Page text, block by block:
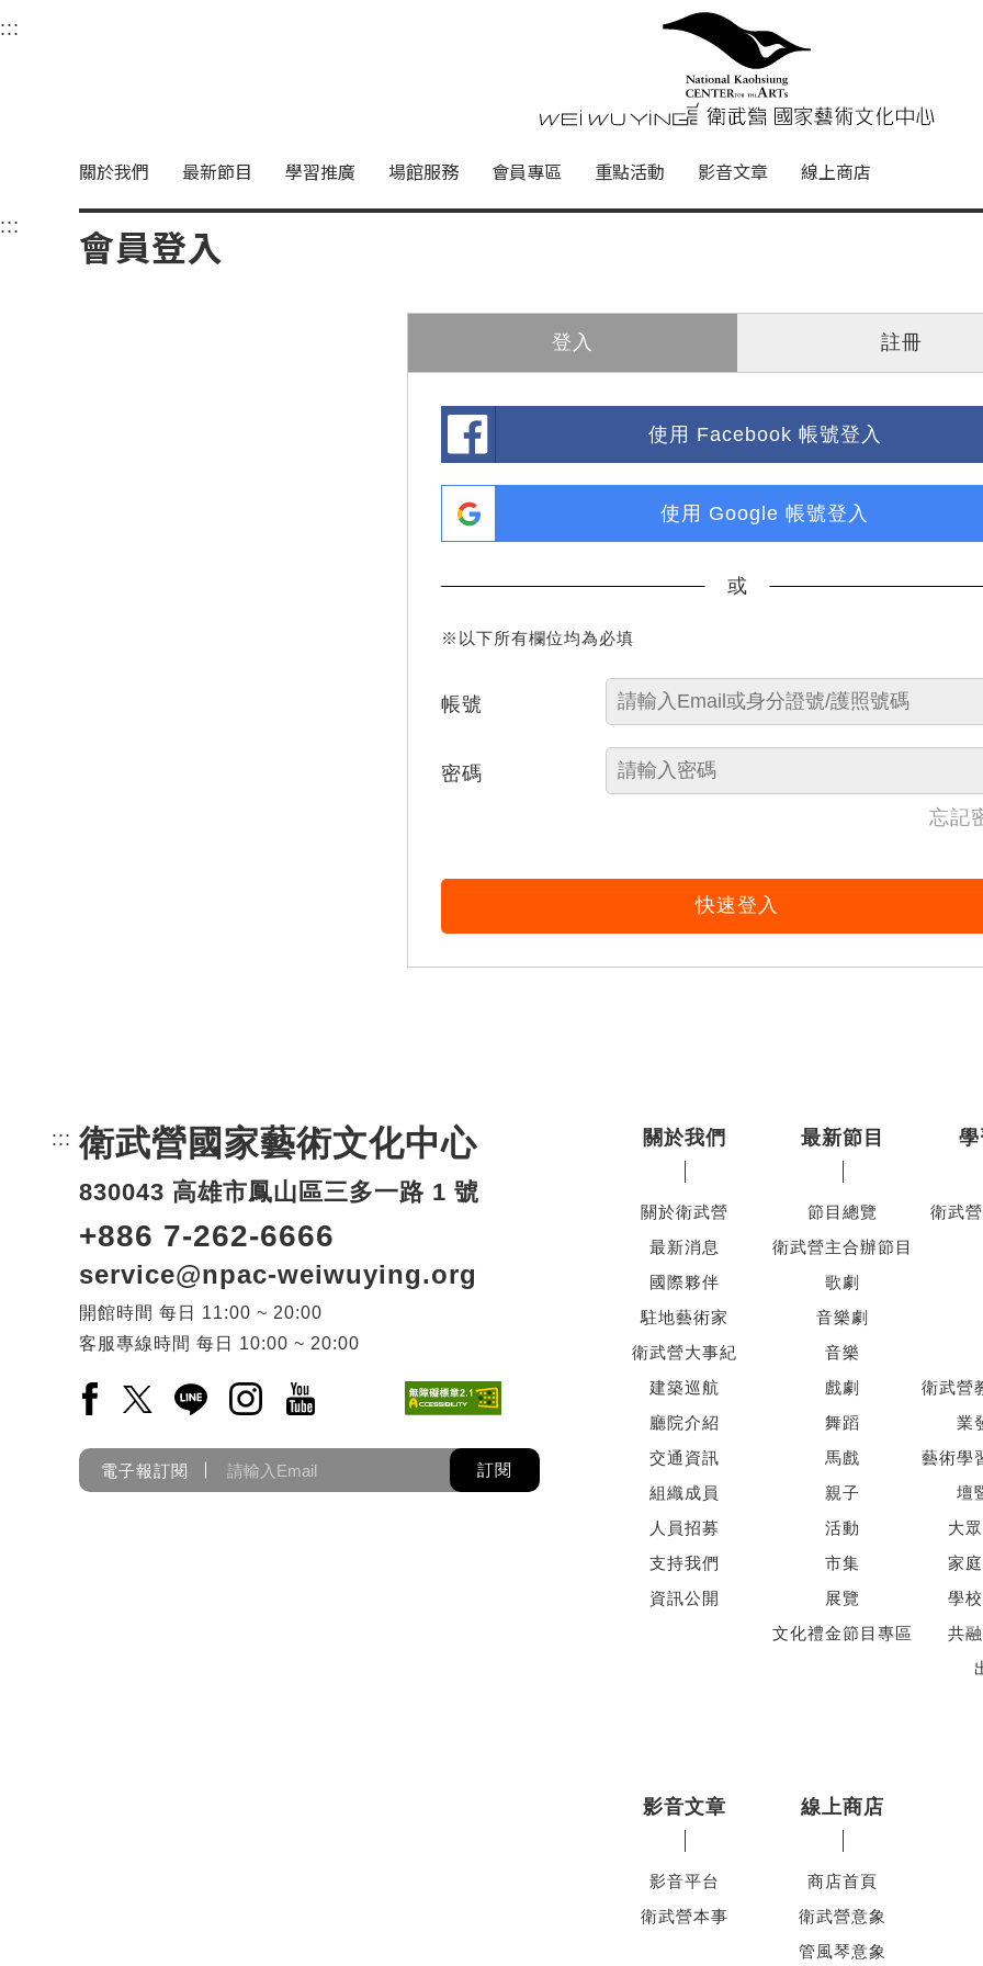
衛武營國家藝術文化中心
中央內容區塊，為本頁主要內容區。
::: 衛武營國家藝術文
關於我們 最新節目 學習推廣 場館服務 會員專區 重點活動 影音文章 線上商店
::: 中央內容區塊，為本頁主要內容區。
會員登入
登入 註冊
使用 Facebook 帳號登入
使用 Google 帳號登入
或
※以下所有欄位均為必填
帳號
密碼
忘記
快速登入
::: 頁尾網站資訊。
衛武營國家藝術文化中心
830043 高雄市鳳山區三多一路 1 號
+886 7-262-6666
service@npac-weiwuying.org
開館時間 每日
11:00 ~ 20:00
客服專線時間 每日 10:00 ~ 20:00
Facebook(另開新視窗)
X(另開新視窗)
LINE(另開新視窗)
Instagram(另開新視窗)
YouTube(另開新視窗)
電子報訂閱 訂閱
關於我們
關於衛武營
最新消息
國際夥伴
駐地藝術家
衛武營大事紀
建築巡航
廳院介紹
交通資訊
組織成員
人員招募
支持我們
資訊公開
最新節目
節目總覽
衛武營主合辦節目
歌劇
音樂劇
音樂
戲劇
舞蹈
馬戲
親子
活動
市集
展覽
文化禮金節目專區
衛武
衛武營
業
藝術學
壇
大
家
學
共
影音文章
影音平台
衛武營本事
線上商店
商店首頁
衛武營意象
管風琴意象